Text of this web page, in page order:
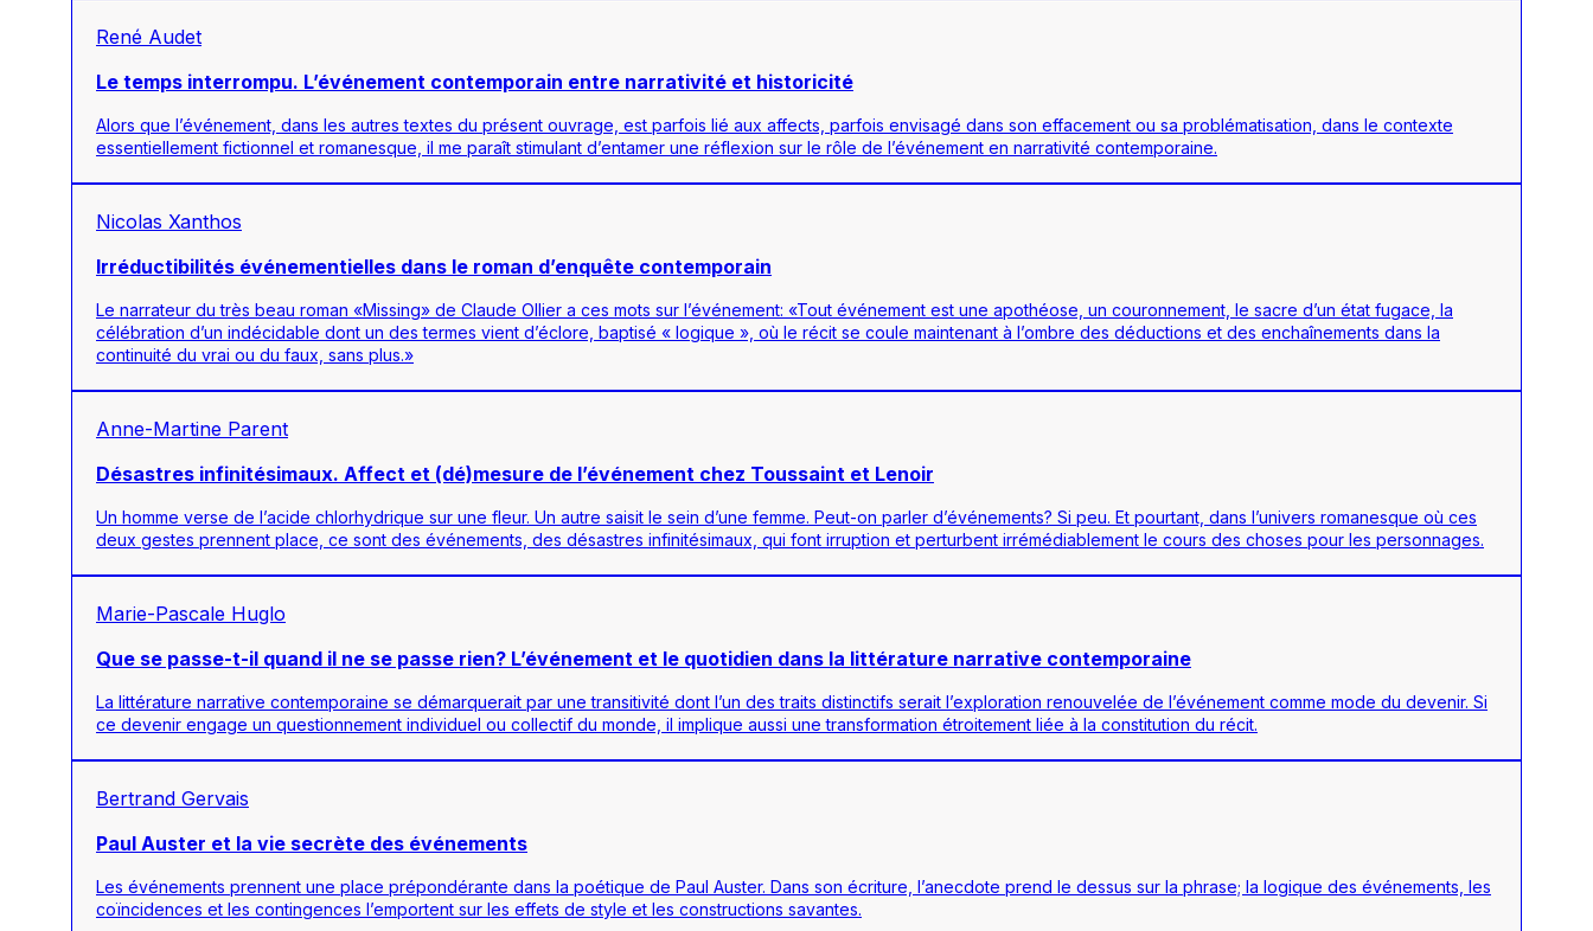
René Audet
Le temps interrompu. L’événement contemporain entre narrativité et historicité
Alors que l’événement, dans les autres textes du présent ouvrage, est parfois lié aux affects, parfois envisagé dans son effacement ou sa problématisation, dans le contexte
essentiellement fictionnel et romanesque, il me paraît stimulant d’entamer une réflexion sur le rôle de l’événement en narrativité contemporaine.
Nicolas Xanthos
Irréductibilités événementielles dans le roman d’enquête contemporain
Le narrateur du très beau roman «Missing» de Claude Ollier a ces mots sur l’événement: «Tout événement est une apothéose, un couronnement, le sacre d’un état fugace, la
célébration d’un indécidable dont un des termes vient d’éclore, baptisé « logique », où le récit se coule maintenant à l’ombre des déductions et des enchaînements dans la
continuité du vrai ou du faux, sans plus.»
Anne-Martine Parent
Désastres infinitésimaux. Affect et (dé)mesure de l’événement chez Toussaint et Lenoir
Un homme verse de l’acide chlorhydrique sur une fleur. Un autre saisit le sein d’une femme. Peut-on parler d’événements? Si peu. Et pourtant, dans l’univers romanesque où ces
deux gestes prennent place, ce sont des événements, des désastres infinitésimaux, qui font irruption et perturbent irrémédiablement le cours des choses pour les personnages.
Marie-Pascale Huglo
Que se passe-t-il quand il ne se passe rien? L’événement et le quotidien dans la littérature narrative contemporaine
La littérature narrative contemporaine se démarquerait par une transitivité dont l’un des traits distinctifs serait l’exploration renouvelée de l’événement comme mode du devenir. Si
ce devenir engage un questionnement individuel ou collectif du monde, il implique aussi une transformation étroitement liée à la constitution du récit.
Bertrand Gervais
Paul Auster et la vie secrète des événements
Les événements prennent une place prépondérante dans la poétique de Paul Auster. Dans son écriture, l’anecdote prend le dessus sur la phrase; la logique des événements, les
coïncidences et les contingences l’emportent sur les effets de style et les constructions savantes.